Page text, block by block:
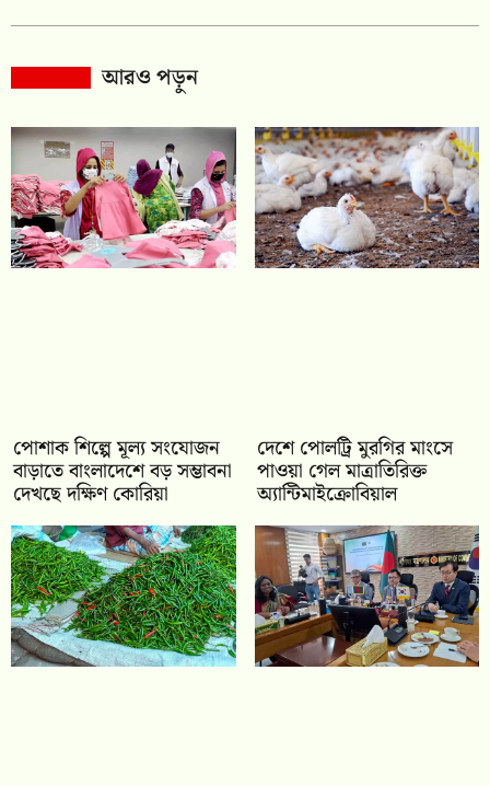
আরও পড়ুন
পোশাক শিল্পে মূল্য সংযোজন
বাড়াতে বাংলাদেশে বড় সম্ভাবনা
দেখছে দক্ষিণ কোরিয়া
দেশে পোলট্রি মুরগির মাংসে
পাওয়া গেল মাত্রাতিরিক্ত
অ্যান্টিমাইক্রোবিয়াল